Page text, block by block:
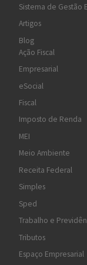
Sistema de Gestão
Artigos
Blog
Ação Fiscal
Empresarial
eSocial
Fiscal
Imposto de Renda
MEI
Meio Ambiente
Receita Federal
Simples
Sped
Trabalho e
Tributos
Espaço Empresarial